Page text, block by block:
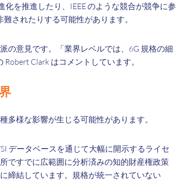
を推進したり、IEEE のような競合が競争に参
されたりする可能性があります。
の意見です。「業界レベルでは、6G 規格の細
Robert Clark はコメントしています。
多様な影響が生じる可能性があります。
データベースを通じて大幅に開示するライセ
ですでに広範囲に分析済みの知的財産権政策
締結しています。規格が統一されていない